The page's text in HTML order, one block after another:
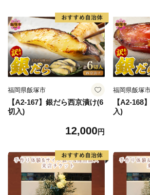
福岡県飯塚市
【A2-167】銀だら西京漬け(6
切入)
12,000円
福岡県飯塚
【A2-168
入)